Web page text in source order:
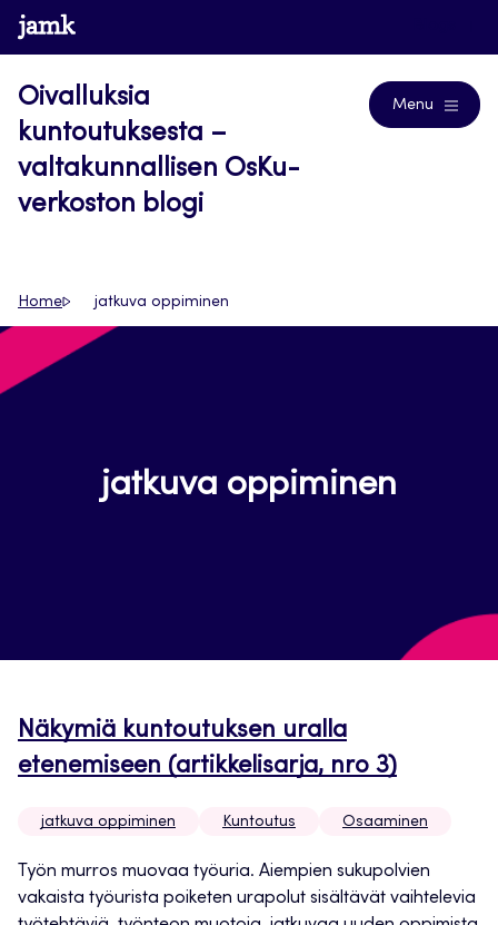
Siirry
suoraan
www.jamk.fi
Oivalluksia
kuntoutuksesta –
valtakunnallisen OsKu-
verkoston blogi
Menu
Home jatkuva oppiminen
jatkuva oppiminen
Näkymiä kuntoutuksen uralla
etenemiseen (artikkelisarja, nro 3)
jatkuva oppiminen Kuntoutus Osaaminen
Työn murros muovaa työuria. Aiempien sukupolvien
vakaista työurista poiketen urapolut sisältävät vaihtelevia